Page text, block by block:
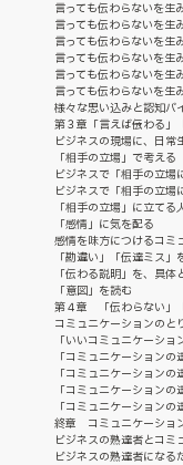
言っても伝わらないを生
言っても伝わらないを生
言っても伝わらないを生
言っても伝わらないを生
言っても伝わらないを生
言っても伝わらないを生
様々な思い込みと認知バ
第３章「言えば→伝わる」
ビジネスの現場に、日常
「相手の立場」で考える
ビジネスで「相手の立場
ビジネスで「相手の立場
「相手の立場」に立て
「感情」に気を配る
感情を味方につけるコミ
「勘違い」「伝達ミス」
「伝わる説明」を、具体
「意図」を読む
第４章 「伝わらない」
コミュニケーションのと
「いいコミュニケーショ
「コミュニケーション
「コミュニケーション
「コミュニケーション
「コミュニケーション
終章 コミュニケーショ
ビジネスの熟達者とコミ
ビジネスの熟達者になる